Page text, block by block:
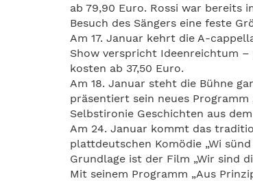
ab 79,90 Euro. Rossi war bereits
Besuch des Sängers eine feste
Am 17. Januar kehrt die A-
Show verspricht Ideenreichtum
kosten ab 37,50 Euro.
Am 18. Januar steht die Bühne
präsentiert sein neues
Selbstironie Geschichten aus
Am 24. Januar kommt das
plattdeutschen Komödie „Wi
Grundlage ist der Film „Wir sind
Mit seinem Programm „Aus